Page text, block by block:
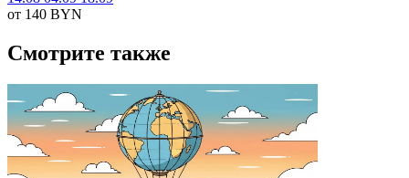
от 140 BYN
Смотрите также